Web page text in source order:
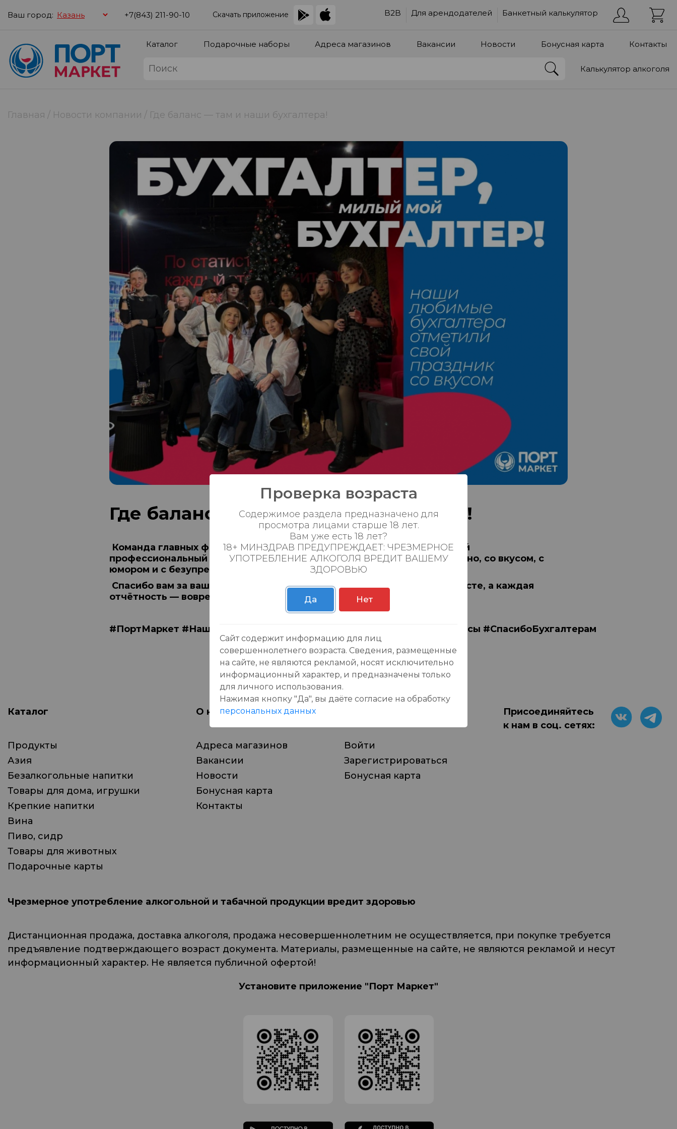
Ваш город: +7(843) 211-90-10 Скачать приложение B2B Для арендодателей Банкетный калькулятор
Каталог Подарочные наборы Адреса магазинов Вакансии Новости Бонусная карта Контакты
Калькулятор алкоголя
Главная Новости компании Где баланс — там и наши бухгалтера!
Где баланс — там и наши бухгалтера!
Команда главных финансовых стратегов «Порт Маркет» отметила свой
профессиональный праздник — День бухгалтера! И сделала это, конечно, со вкусом, с
юмором и с безупречным балансом дебета с кредитом
Спасибо вам за ваш скрупулёзный труд, за то, что каждая цифра на месте, а каждая
отчётность — вовремя. Вы — финансовый фундамент компании!
#ПортМаркет #НашаКоманда #ДеньБухгалтера #Бухгалтерия #Финансы #СпасибоБухгалтерам
Каталог
Продукты
Азия
Безалкогольные напитки
Товары для дома, игрушки
Крепкие напитки
Вина
Пиво, сидр
Товары для животных
Подарочные карты
О компании
Адреса магазинов
Вакансии
Новости
Бонусная карта
Контакты
Войти
Зарегистрироваться
Бонусная карта
Присоединяйтесь
к нам в соц. сетях:
Чрезмерное употребление алкогольной и табачной продукции вредит здоровью
Дистанционная продажа, доставка алкоголя, продажа несовершеннолетним не осуществляется, при покупке требуется
предъявление подтверждающего возраст документа. Материалы, размещенные на сайте, не являются рекламой и несут
информационный характер. Не является публичной офертой!
Установите приложение "Порт Маркет"
Проверка возраста
Содержимое раздела предназначено для
просмотра лицами старше 18 лет.
Вам уже есть 18 лет?
18+ МИНЗДРАВ ПРЕДУПРЕЖДАЕТ: ЧРЕЗМЕРНОЕ
УПОТРЕБЛЕНИЕ АЛКОГОЛЯ ВРЕДИТ ВАШЕМУ
ЗДОРОВЬЮ
Да Нет
Сайт содержит информацию для лиц
совершеннолетнего возраста. Сведения, размещенные
на сайте, не являются рекламой, носят исключительно
информационный характер, и предназначены только
для личного использования.
Нажимая кнопку "Да", вы даёте cогласие на обработку
персональных данных